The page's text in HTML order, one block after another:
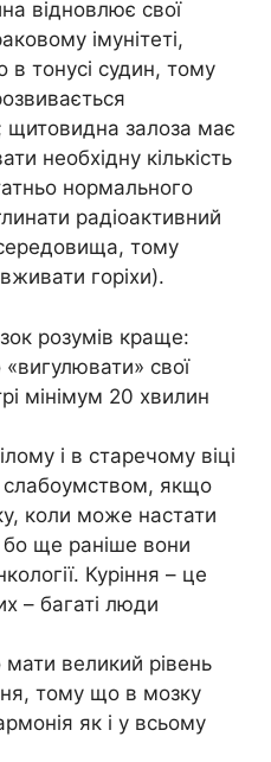
відновлює свої
імунітеті,
в тонусі судин, тому
щитовидна залоза має
необхідну кількість
нормального
радіоактивний
тому
горіхи).
розумів краще:
«вигулювати» свої
мінімум 20 хвилин
і в старечому віці
якщо
коли може настати
ще раніше вони
Куріння – це
– багаті люди
мати великий рівень
тому що в мозку
як і у всьому